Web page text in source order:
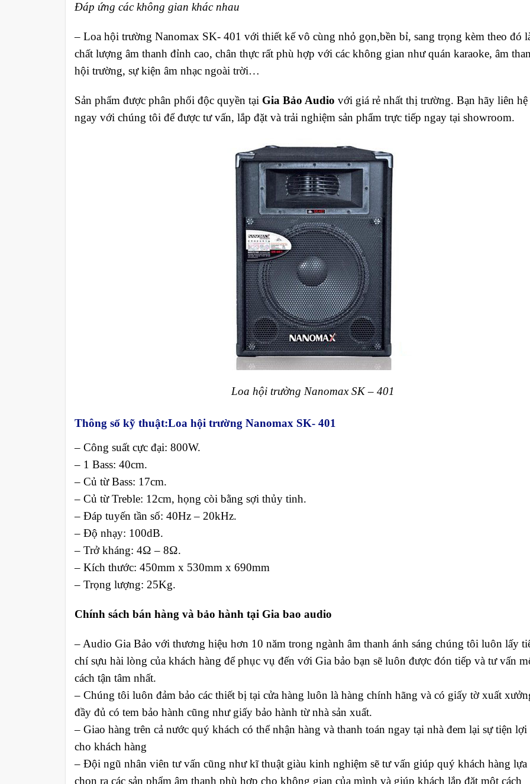
Đáp ứng các không gian khác nhau
–Loa hội trường Nanomax SK- 401 với thiết kế vô cùng nhỏ gọn,bền bỉ, sang trọng kèm theo đó
chất lượng âm thanh đỉnh cao, chân thực rất phù hợp với các không gian như quán karaoke, âm
hội trường, sự kiện âm nhạc ngoài trời…
Sản phẩm được phân phối độc quyền tại Gia Bảo Audio với giá rẻ nhất thị trường. Bạn hãy liên hệ
ngay với chúng tôi để được tư vấn, lắp đặt và trải nghiệm sản phẩm trực tiếp ngay tại showroom.
Loa hội trường Nanomax SK – 401
Thông số kỹ thuật:Loa hội trường Nanomax SK- 401
– Công suất cực đại: 800W.
– 1 Bass: 40cm.
– Củ từ Bass: 17cm.
– Củ từ Treble: 12cm, họng còi bằng sợi thủy tinh.
– Đáp tuyến tần số: 40Hz – 20kHz.
– Độ nhạy: 100dB.
– Trở kháng: 4Ω – 8Ω.
– Kích thước: 450mm x 530mm x 690mm
– Trọng lượng: 25Kg.
Chính sách bán hàng và bảo hành tại Gia bao audio
– Audio Gia Bảo với thương hiệu hơn 10 năm trong ngành âm thanh ánh sáng chúng tôi luôn lấy
chí sựu hài lòng của khách hàng để phục vụ đến với Gia bảo bạn sẽ luôn được đón tiếp và tư vấn
cách tận tâm nhất.
– Chúng tôi luôn đảm bảo các thiết bị tại cửa hàng luôn là hàng chính hãng và có giấy tờ xuất
đầy đủ có tem bảo hành cũng như giấy bảo hành từ nhà sản xuất.
– Giao hàng trên cả nước quý khách có thể nhận hàng và thanh toán ngay tại nhà đem lại sự tiện lợi
cho khách hàng
– Đội ngũ nhân viên tư vấn cũng như kĩ thuật giàu kinh nghiệm sẽ tư vấn giúp quý khách hàng lựa
chọn ra các sản phẩm âm thanh phù hợp cho không gian của mình và giúp khách lắp đặt một cách